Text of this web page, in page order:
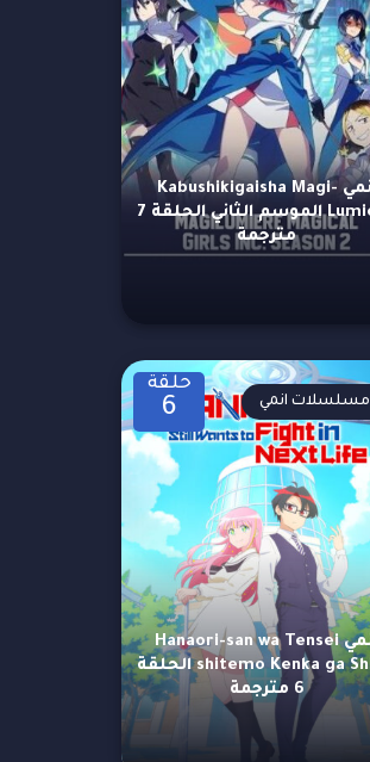
انمي Kabushikigaisha Magi-
Lumiere الموسم الثاني الحلقة 7
مترجمة
حلقة
6
انمي Hanaori-san wa Tensei
shitemo Kenka ga Shitai الحلقة
6 مترجمة
مسلسلات انمي